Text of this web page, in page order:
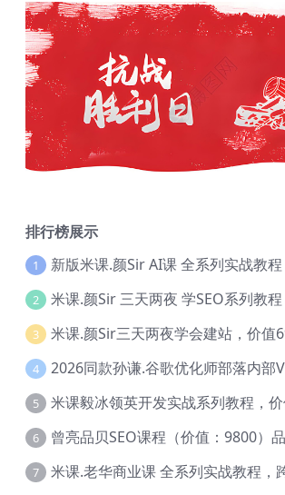
排行榜展示
1
2
3
4
5
6
7